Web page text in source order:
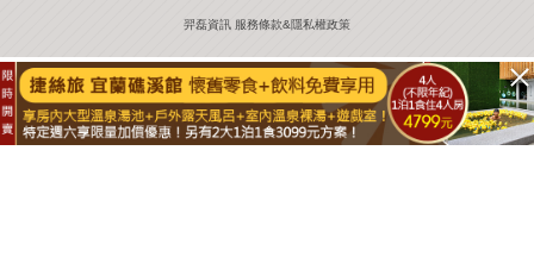
羿磊資訊 服務條款&隱私權政策